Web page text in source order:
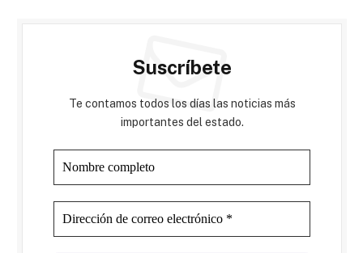
Suscríbete
Te contamos todos los días las noticias más
importantes del estado.